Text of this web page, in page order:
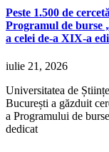
Peste 1.500 de
Programul de burse
a celei de-a XIX-a
iulie 21, 2026
Universitatea de
București a găzduit
a Programului de
dedicat